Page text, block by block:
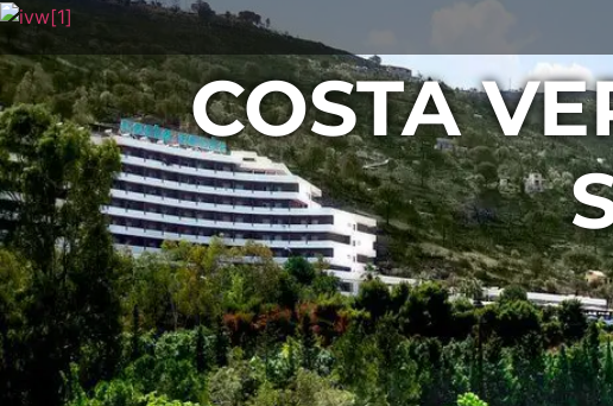
COSTA